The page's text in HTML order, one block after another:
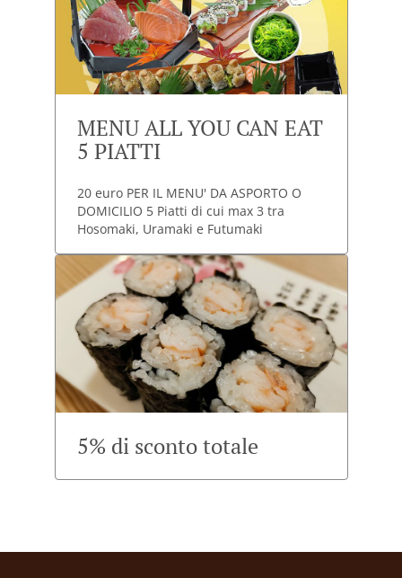
MENU ALL YOU CAN EAT
5 PIATTI
20 euro PER IL MENU' DA ASPORTO O
DOMICILIO 5 Piatti di cui max 3 tra
Hosomaki, Uramaki e Futumaki
5% di sconto totale